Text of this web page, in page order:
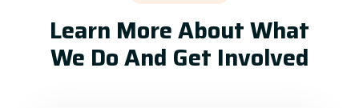
Learn More About What
We Do And Get Involved